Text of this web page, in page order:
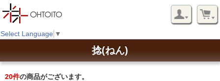
Select Language ▼
捻(ねん)
20件の商品がございます。